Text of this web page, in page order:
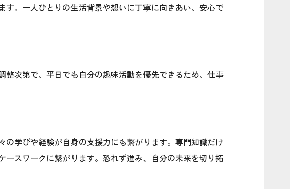
。一人ひとりの生活背景や想いに丁寧に向きあい、安心で
次第で、平日でも自分の趣味活動を優先できるため、仕事
学びや経験が自身の支援力にも繋がります。専門知識だけ
スワークに繋がります。恐れず進み、自分の未来を切り拓